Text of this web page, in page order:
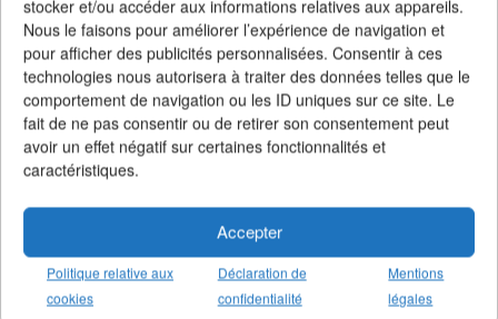
stocker et/ou accéder aux informations relatives aux appareils.
Nous le faisons pour améliorer l’expérience de navigation et
pour afficher des publicités personnalisées. Consentir à ces
technologies nous autorisera à traiter des données telles que le
comportement de navigation ou les ID uniques sur ce site. Le
fait de ne pas consentir ou de retirer son consentement peut
avoir un effet négatif sur certaines fonctionnalités et
caractéristiques.
Accepter
Politique relative aux
cookies
Déclaration de
confidentialité
Mentions
légales
Pour qu'Un Job dans la Pubcontinue d'exister, de s'améliorer et
de rester 100% gratuit + illimité,soutenez le site via Tipeee